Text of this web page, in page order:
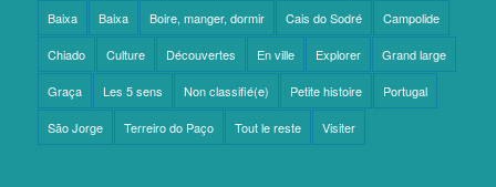
Baixa Baixa Boire, manger, dormir Cais do Sodré Campolide
Chiado Culture Découvertes En ville Explorer Grand large
Graça Les 5 sens Non classifié(e) Petite histoire Portugal
São Jorge Terreiro do Paço Tout le reste Visiter